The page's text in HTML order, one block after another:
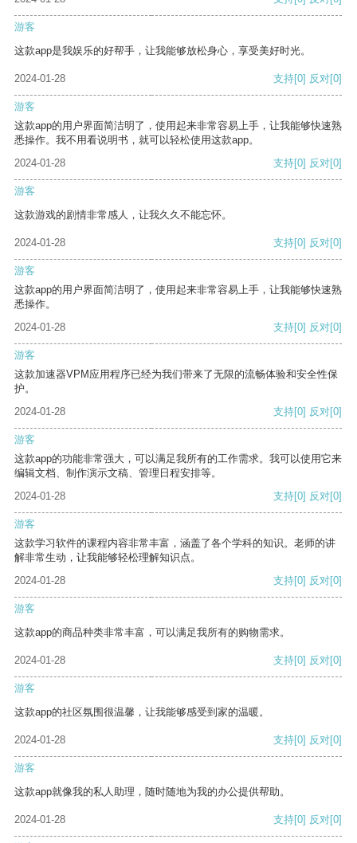
游客
这款app是我娱乐的好帮手，让我能够放松身心，享受美好时光。
2024-01-28 支持[0] 反对[0]
游客
这款app的用户界面简洁明了，使用起来非常容易上手，让我能够快速熟
悉操作。我不用看说明书，就可以轻松使用这款app。
2024-01-28
支持[0] 反对[0]
游客
这款游戏的剧情非常感人，让我久久不能忘怀。
2024-01-28 支持[0] 反对[0]
游客
这款app的用户界面简洁明了，使用起来非常容易上手，让我能够快速熟
悉操作。
2024-01-28
支持[0] 反对[0]
游客
这款加速器VPM应用程序已经为我们带来了无限的流畅体验和安全性保
护。
2024-01-28
支持[0] 反对[0]
游客
这款app的功能非常强大，可以满足我所有的工作需求。我可以使用它来
编辑文档、制作演示文稿、管理日程安排等。
2024-01-28
支持[0] 反对[0]
游客
这款学习软件的课程内容非常丰富，涵盖了各个学科的知识。老师的讲
解非常生动，让我能够轻松理解知识点。
2024-01-28
支持[0] 反对[0]
游客
这款app的商品种类非常丰富，可以满足我所有的购物需求。
2024-01-28 支持[0] 反对[0]
游客
这款app的社区氛围很温馨，让我能够感受到家的温暖。
2024-01-28 支持[0] 反对[0]
游客
这款app就像我的私人助理，随时随地为我的办公提供帮助。
2024-01-28 支持[0] 反对[0]